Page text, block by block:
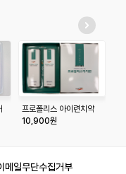
프로폴리스 아이련치약
180g*2p 세트
10,900원
메일무단수집거부